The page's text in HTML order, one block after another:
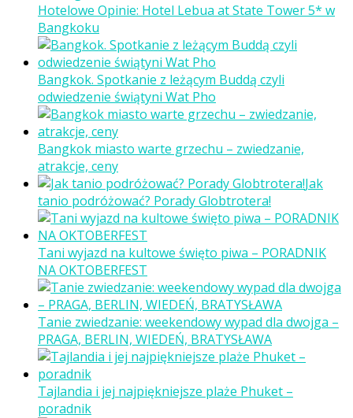
Hotelowe Opinie: Hotel Lebua at State Tower 5* w
Bangkoku
Bangkok. Spotkanie z leżącym Buddą czyli
odwiedzenie świątyni Wat Pho
Bangkok miasto warte grzechu – zwiedzanie,
atrakcje, ceny
Jak
tanio podróżować? Porady Globtrotera!
Tani wyjazd na kultowe święto piwa – PORADNIK
NA OKTOBERFEST
Tanie zwiedzanie: weekendowy wypad dla dwojga –
PRAGA, BERLIN, WIEDEŃ, BRATYSŁAWA
Tajlandia i jej najpiękniejsze plaże Phuket –
poradnik